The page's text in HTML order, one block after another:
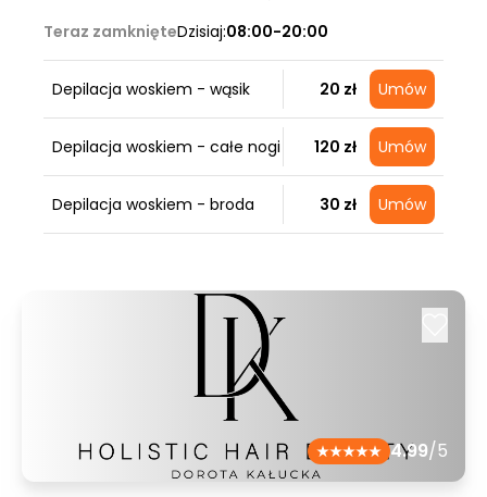
Teraz zamknięteDzisiaj:08:00-20:00
Depilacja woskiem - wąsik 20 zł Umów
Depilacja woskiem - całe nogi 120 zł Umów
Depilacja woskiem - broda 30 zł Umów
4.99/5